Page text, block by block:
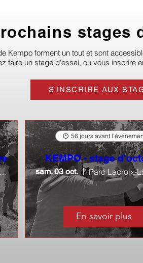
stages
Kempo forment un tout et sont
faire un stage d'essai, ou vous inscrire
S'INSCRIRE AUX
Parc Lacroix-Laval, Grange à Musique
56 jours avant
KEMPO - stage
sam. 03 oct.
En savoir plus